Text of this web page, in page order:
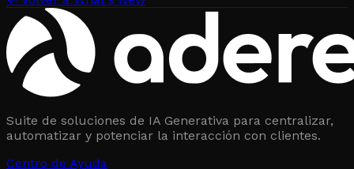
Suite de soluciones de IA Generativa para centralizar,
automatizar y potenciar la interacción con clientes.
Centro de Ayuda